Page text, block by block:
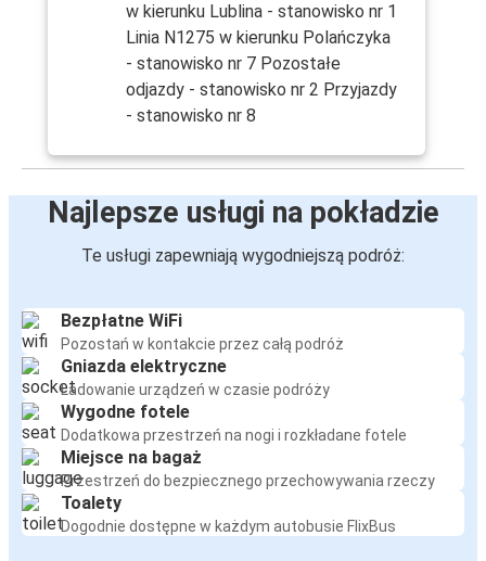
w kierunku Lublina - stanowisko nr 1
Linia N1275 w kierunku Polańczyka
- stanowisko nr 7 Pozostałe
odjazdy - stanowisko nr 2 Przyjazdy
- stanowisko nr 8
Najlepsze usługi na pokładzie
Te usługi zapewniają wygodniejszą podróż:
Bezpłatne WiFi
Pozostań w kontakcie przez całą podróż
Gniazda elektryczne
Ładowanie urządzeń w czasie podróży
Wygodne fotele
Dodatkowa przestrzeń na nogi i rozkładane fotele
Miejsce na bagaż
Przestrzeń do bezpiecznego przechowywania rzeczy
Toalety
Dogodnie dostępne w każdym autobusie FlixBus